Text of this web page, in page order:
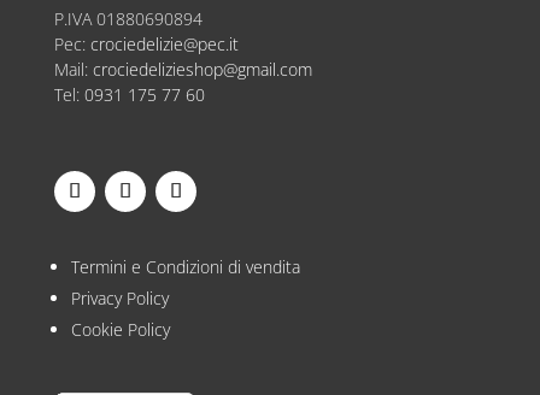
P.IVA01880690894
Pec: crociedelizie@pec.it
Mail: crociedelizieshop@gmail.com
Tel: 0931 175 77 60
Termini e Condizioni di vendita
Privacy Policy
Cookie Policy